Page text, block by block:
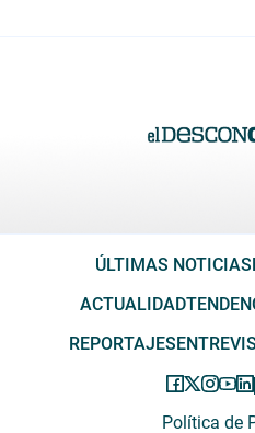
ÚLTIMAS NOTICIAS
ACTUALIDAD
REPORTAJES
Política de